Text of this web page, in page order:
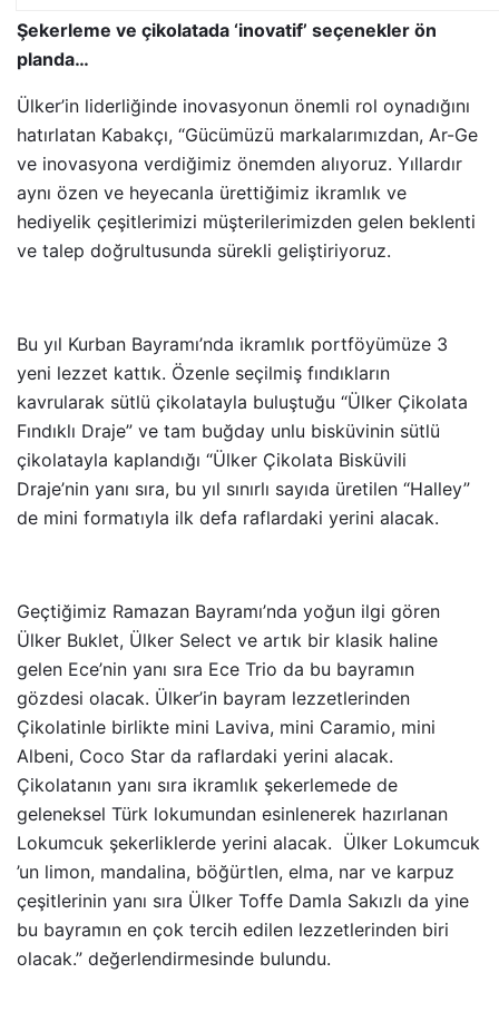
Şekerleme ve çikolatada ‘inovatif’ seçenekler ön
planda…
Ülker’in liderliğinde inovasyonun önemli rol oynadığını
hatırlatan Kabakçı, “Gücümüzü markalarımızdan, Ar-Ge
ve inovasyona verdiğimiz önemden alıyoruz. Yıllardır
aynı özen ve heyecanla ürettiğimiz ikramlık ve
hediyelik çeşitlerimizi müşterilerimizden gelen beklenti
ve talep doğrultusunda sürekli geliştiriyoruz.
Bu yıl Kurban Bayramı’nda ikramlık portföyümüze 3
yeni lezzet kattık. Özenle seçilmiş fındıkların
kavrularak sütlü çikolatayla buluştuğu “Ülker Çikolata
Fındıklı Draje” ve tam buğday unlu bisküvinin sütlü
çikolatayla kaplandığı “Ülker Çikolata Bisküvili
Draje’nin yanı sıra, bu yıl sınırlı sayıda üretilen “Halley”
de mini formatıyla ilk defa raflardaki yerini alacak.
Geçtiğimiz Ramazan Bayramı’nda yoğun ilgi gören
Ülker Buklet, Ülker Select ve artık bir klasik haline
gelen Ece’nin yanı sıra Ece Trio da bu bayramın
gözdesi olacak. Ülker’in bayram lezzetlerinden
Çikolatinle birlikte mini Laviva, mini Caramio, mini
Albeni, Coco Star da raflardaki yerini alacak.
Çikolatanın yanı sıra ikramlık şekerlemede de
geleneksel Türk lokumundan esinlenerek hazırlanan
Lokumcuk şekerliklerde yerini alacak. Ülker Lokumcuk
’un limon, mandalina, böğürtlen, elma, nar ve karpuz
çeşitlerinin yanı sıra Ülker Toffe Damla Sakızlı da yine
bu bayramın en çok tercih edilen lezzetlerinden biri
olacak.” değerlendirmesinde bulundu.